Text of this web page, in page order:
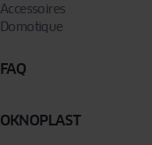
Accessoires
Domotique
FAQ
OKNOPLAST